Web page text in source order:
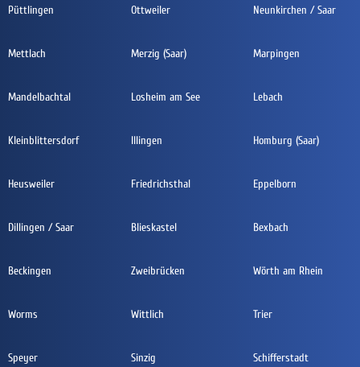
Püttlingen Ottweiler Neunkirchen / Saar
Mettlach Merzig (Saar) Marpingen
Mandelbachtal Losheim am See Lebach
Kleinblittersdorf Illingen Homburg (Saar)
Heusweiler Friedrichsthal Eppelborn
Dillingen / Saar Blieskastel Bexbach
Beckingen Zweibrücken Wörth am Rhein
Worms Wittlich Trier
Speyer Sinzig Schifferstadt